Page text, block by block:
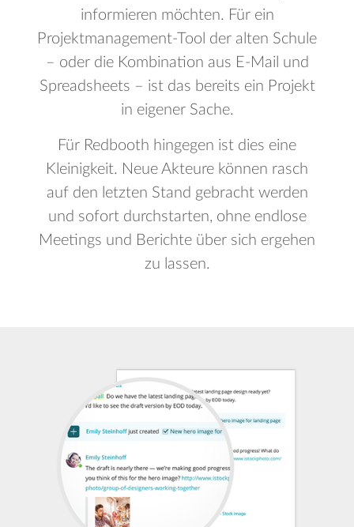
informieren möchten. Für ein
Projektmanagement-Tool der alten Schule
– oder die Kombination aus E-Mail und
Spreadsheets – ist das bereits ein Projekt
in eigener Sache.
Für Redbooth hingegen ist dies eine
Kleinigkeit. Neue Akteure können rasch
auf den letzten Stand gebracht werden
und sofort durchstarten, ohne endlose
Meetings und Berichte über sich ergehen
zu lassen.